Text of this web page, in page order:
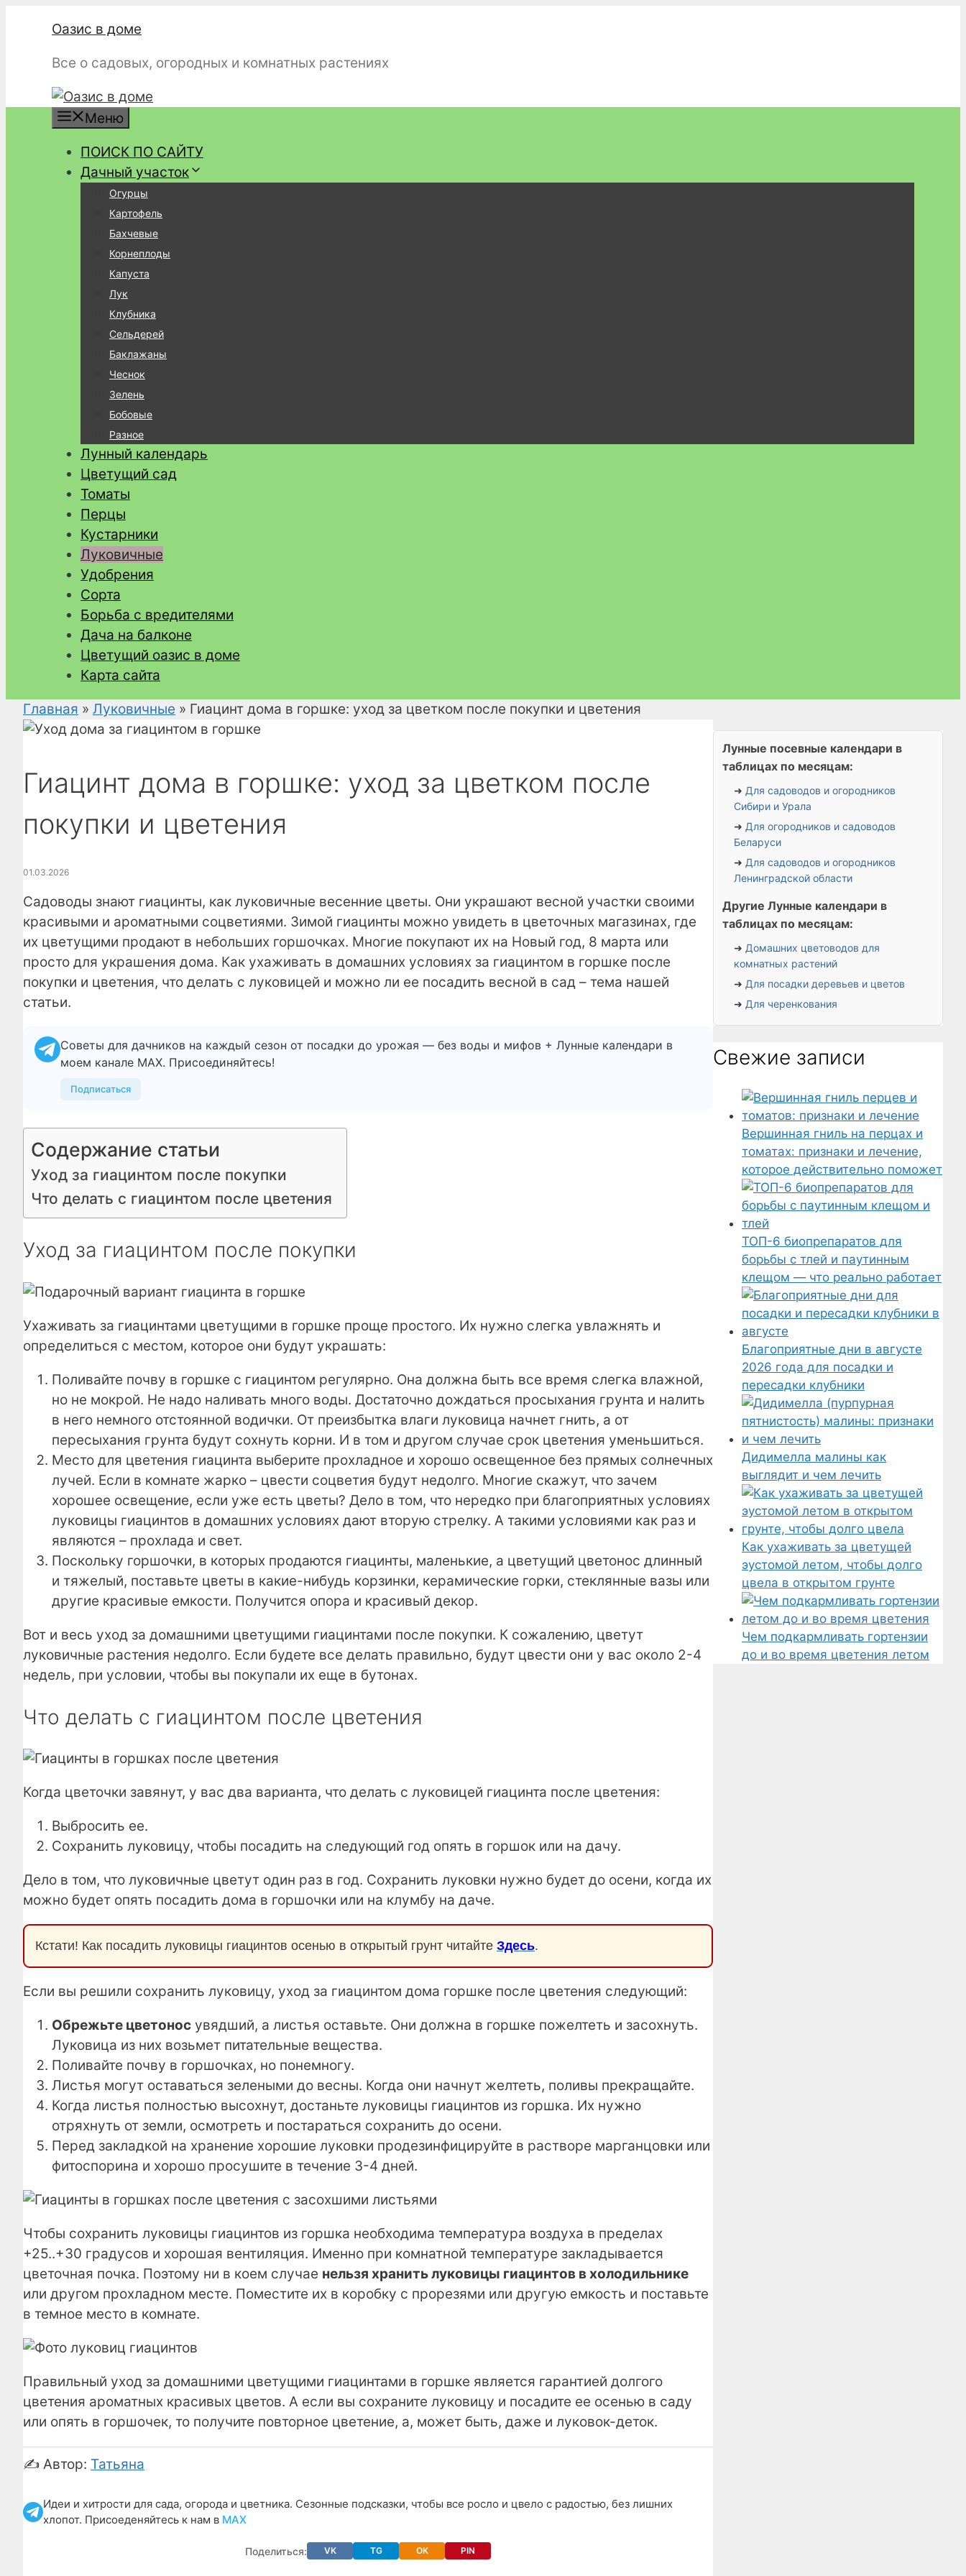
содержимому
Оазис в доме
Все о садовых, огородных и комнатных растениях
Меню
ПОИСК ПО САЙТУ
Дачный участок
Огурцы
Картофель
Бахчевые
Корнеплоды
Капуста
Лук
Клубника
Сельдерей
Баклажаны
Чеснок
Зелень
Бобовые
Разное
Лунный календарь
Цветущий сад
Томаты
Перцы
Кустарники
Луковичные
Удобрения
Сорта
Борьба с вредителями
Дача на балконе
Цветущий оазис в доме
Карта сайта
Главная » Луковичные » Гиацинт дома в горшке: уход за цветком после покупки и цветения
Гиацинт дома в горшке: уход за цветком после
покупки и цветения
01.03.2026
Садоводы знают гиацинты, как луковичные весенние цветы. Они украшают весной участки своими
красивыми и ароматными соцветиями. Зимой гиацинты можно увидеть в цветочных магазинах, где
их цветущими продают в небольших горшочках. Многие покупают их на Новый год, 8 марта или
просто для украшения дома. Как ухаживать в домашних условиях за гиацинтом в горшке после
покупки и цветения, что делать с луковицей и можно ли ее посадить весной в сад – тема нашей
статьи.
Советы для дачников на каждый сезон от посадки до урожая — без воды и мифов + Лунные календари в
моем канале МАХ. Присоединяйтесь!
Подписаться
Содержание статьи
Уход за гиацинтом после покупки
Что делать с гиацинтом после цветения
Уход за гиацинтом после покупки
Ухаживать за гиацинтами цветущими в горшке проще простого. Их нужно слегка увлажнять и
определиться с местом, которое они будут украшать:
Поливайте почву в горшке с гиацинтом регулярно. Она должна быть все время слегка влажной,
но не мокрой. Не надо наливать много воды. Достаточно дождаться просыхания грунта и налить
в него немного отстоянной водички. От преизбытка влаги луковица начнет гнить, а от
пересыхания грунта будут сохнуть корни. И в том и другом случае срок цветения уменьшиться.
Место для цветения гиацинта выберите прохладное и хорошо освещенное без прямых солнечных
лучей. Если в комнате жарко – цвести соцветия будут недолго. Многие скажут, что зачем
хорошее освещение, если уже есть цветы? Дело в том, что нередко при благоприятных условиях
луковицы гиацинтов в домашних условиях дают вторую стрелку. А такими условиями как раз и
являются – прохлада и свет.
Поскольку горшочки, в которых продаются гиацинты, маленькие, а цветущий цветонос длинный
и тяжелый, поставьте цветы в какие-нибудь корзинки, керамические горки, стеклянные вазы или
другие красивые емкости. Получится опора и красивый декор.
Вот и весь уход за домашними цветущими гиацинтами после покупки. К сожалению, цветут
луковичные растения недолго. Если будете все делать правильно, будут цвести они у вас около 2-4
недель, при условии, чтобы вы покупали их еще в бутонах.
Что делать с гиацинтом после цветения
Когда цветочки завянут, у вас два варианта, что делать с луковицей гиацинта после цветения:
Выбросить ее.
Сохранить луковицу, чтобы посадить на следующий год опять в горшок или на дачу.
Дело в том, что луковичные цветут один раз в год. Сохранить луковки нужно будет до осени, когда их
можно будет опять посадить дома в горшочки или на клумбу на даче.
Кстати! Как посадить луковицы гиацинтов осенью в открытый грунт читайте Здесь.
Если вы решили сохранить луковицу, уход за гиацинтом дома горшке после цветения следующий:
Обрежьте цветонос увядший, а листья оставьте. Они должна в горшке пожелтеть и засохнуть.
Луковица из них возьмет питательные вещества.
Поливайте почву в горшочках, но понемногу.
Листья могут оставаться зелеными до весны. Когда они начнут желтеть, поливы прекращайте.
Когда листья полностью высохнут, достаньте луковицы гиацинтов из горшка. Их нужно
отряхнуть от земли, осмотреть и постараться сохранить до осени.
Перед закладкой на хранение хорошие луковки продезинфицируйте в растворе марганцовки или
фитоспорина и хорошо просушите в течение 3-4 дней.
Чтобы сохранить луковицы гиацинтов из горшка необходима температура воздуха в пределах
+25..+30 градусов и хорошая вентиляция. Именно при комнатной температуре закладывается
цветочная почка. Поэтому ни в коем случае нельзя хранить луковицы гиацинтов в холодильнике
или другом прохладном месте. Поместите их в коробку с прорезями или другую емкость и поставьте
в темное место в комнате.
Правильный уход за домашними цветущими гиацинтами в горшке является гарантией долгого
цветения ароматных красивых цветов. А если вы сохраните луковицу и посадите ее осенью в саду
или опять в горшочек, то получите повторное цветение, а, может быть, даже и луковок-деток.
✍️ Автор: Татьяна
Идеи и хитрости для сада, огорода и цветника. Сезонные подсказки, чтобы все росло и цвело с радостью, без лишних
хлопот. Присоеденяйтесь к нам в МАХ
Поделиться: VK TG OK PIN
Лунные посевные календари в
таблицах по месяцам:
➜ Для садоводов и огородников
Сибири и Урала
➜ Для огородников и садоводов
Беларуси
➜ Для садоводов и огородников
Ленинградской области
Другие Лунные календари в
таблицах по месяцам:
➜ Домашних цветоводов для
комнатных растений
➜ Для посадки деревьев и цветов
➜ Для черенкования
Свежие записи
Вершинная гниль на перцах и
томатах: признаки и лечение,
которое действительно поможет
ТОП-6 биопрепаратов для
борьбы с тлей и паутинным
клещом — что реально работает
Благоприятные дни в августе
2026 года для посадки и
пересадки клубники
Дидимелла малины как
выглядит и чем лечить
Как ухаживать за цветущей
эустомой летом, чтобы долго
цвела в открытом грунте
Чем подкармливать гортензии
до и во время цветения летом